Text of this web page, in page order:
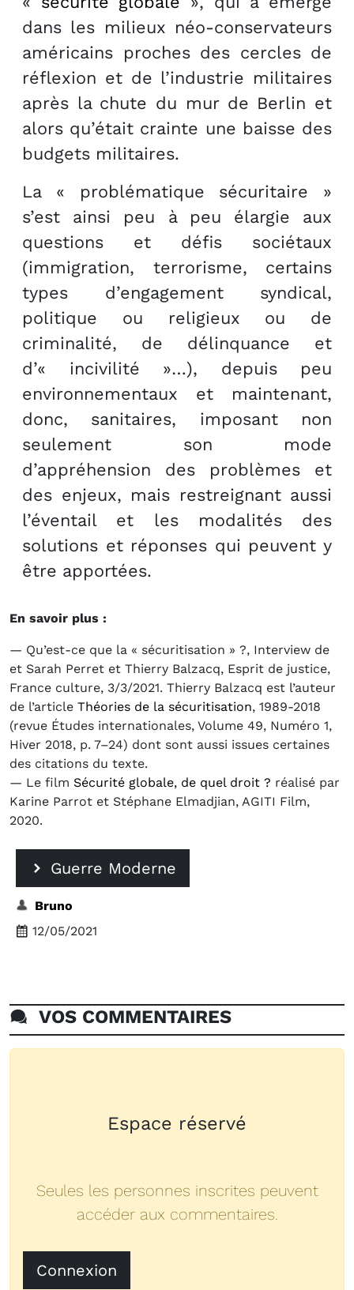
dans les milieux néo-conservateurs
américains proches des cercles de
réflexion et de l’industrie militaires
après la chute du mur de Berlin et
alors qu’était crainte une baisse des
budgets militaires.
La « problématique sécuritaire »
s’est ainsi peu à peu élargie aux
questions et défis sociétaux
(immigration, terrorisme, certains
types d’engagement syndical,
politique ou religieux ou de
criminalité, de délinquance et
d’« incivilité »…), depuis peu
environnementaux et maintenant,
donc, sanitaires, imposant non
seulement son mode
d’appréhension des problèmes et
des enjeux, mais restreignant aussi
l’éventail et les modalités des
solutions et réponses qui peuvent y
être apportées.
En savoir plus :
— Qu’est-ce que la « sécuritisation » ?, Interview de
et Sarah Perret et Thierry Balzacq, Esprit de justice,
France culture, 3/3/2021. Thierry Balzacq est l’auteur
de l’article Théories de la sécuritisation, 1989-2018
(revue Études internationales, Volume 49, Numéro 1,
Hiver 2018, p. 7–24) dont sont aussi issues certaines
des citations du texte.
— Le film Sécurité globale, de quel droit ? réalisé par
Karine Parrot et Stéphane Elmadjian, AGITI Film,
2020.
Guerre Moderne
Bruno
12/05/2021
VOS COMMENTAIRES
Espace réservé
Seules les personnes inscrites peuvent
accéder aux commentaires.
Connexion